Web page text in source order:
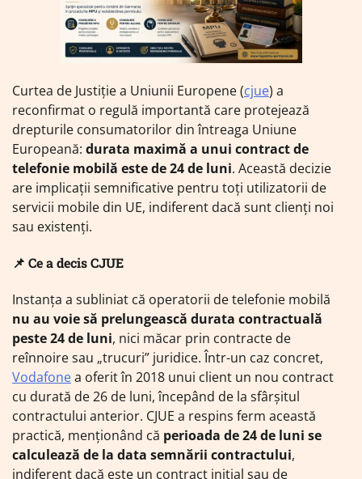
Curtea de Justiție a Uniunii Europene (cjue) a
reconfirmat o regulă importantă care protejează
drepturile consumatorilor din întreaga Uniune
Europeană: durata maximă a unui contract de
telefonie mobilă este de 24 de luni. Această decizie
are implicații semnificative pentru toți utilizatorii de
servicii mobile din UE, indiferent dacă sunt clienți noi
sau existenți.
📌 Ce a decis CJUE
Instanța a subliniat că operatorii de telefonie mobilă
nu au voie să prelungească durata contractuală
peste 24 de luni, nici măcar prin contracte de
reînnoire sau „trucuri” juridice. Într-un caz concret,
Vodafonea oferit în 2018 unui client un nou contract
cu durată de 26 de luni, începând de la sfârșitul
contractului anterior. CJUE a respins ferm această
practică, menționând că perioada de 24 de luni se
calculează de la data semnării contractului,
indiferent dacă este un contract inițial sau de